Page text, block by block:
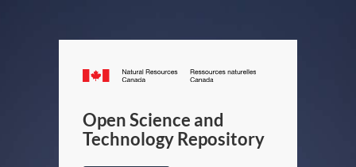
Canada.ca
/
Canada
Open Science and
Technology Repository